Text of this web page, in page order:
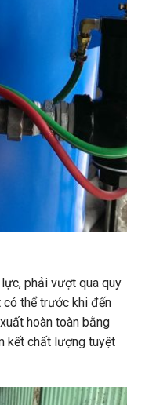
phải vượt qua quy
có thể trước khi đến
hoàn toàn bằng
kết chất lượng tuyệt